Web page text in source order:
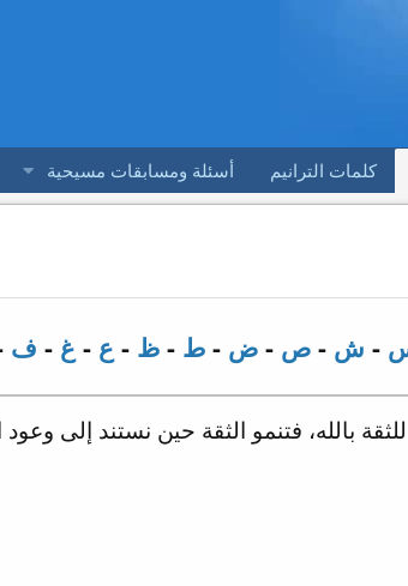
كلمات الترانيم أسئلة ومسابقات مسيحية
- ش - ص - ض - ط - ظ - ع - غ - ف
بالله، فتنمو الثقة حين نستند إلى